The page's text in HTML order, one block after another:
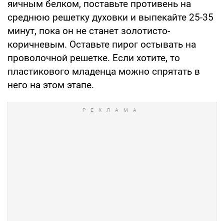
яичным белком, поставьте противень на
среднюю решетку духовки и выпекайте 25-35
минут, пока он не станет золотисто-
коричневым. Оставьте пирог остывать на
проволочной решетке. Если хотите, то
пластикового младенца можно спрятать в
него на этом этапе.